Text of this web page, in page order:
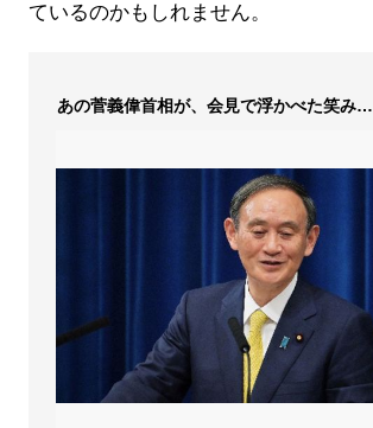
ているのかもしれません。
あの菅義偉首相が、会見で浮かべた笑み…